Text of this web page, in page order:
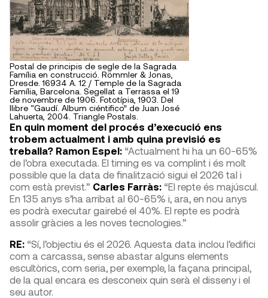
Postal de principis de segle de la Sagrada
Família en construcció. Römmler & Jonas,
Dresde. 16934 A. 12 / Temple de la Sagrada
Família, Barcelona. Segellat a Terrassa el 19
de novembre de 1906. Fototípia, 1903. Del
llibre “Gaudí. Album ciéntifico” de Juan José
Lahuerta, 2004. Triangle Postals.
En quin moment del procés d’execució ens
trobem actualment i amb quina previsió es
treballa? Ramon Espel: “Actualment hi ha un 60-65%
de l’obra executada. El timing es va complint i és molt
possible que la data de finalització sigui el 2026 tal i
com està previst.” Carles Farràs: “El repte és majúscul.
En 135 anys s’ha arribat al 60-65% i, ara, en nou anys
es podrà executar gairebé el 40%. El repte es podrà
assolir gràcies a les noves tecnologies.”
RE: “Sí, l’objectiu és el 2026. Aquesta data inclou l’edifici
com a carcassa, sense abastar alguns elements
escultòrics, com seria, per exemple, la façana principal,
de la qual encara es desconeix quin serà el disseny i el
seu autor.